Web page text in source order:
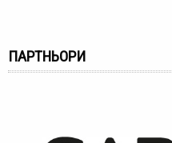
ПАРТНЬОРИ